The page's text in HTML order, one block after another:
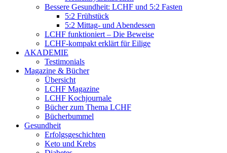
Bessere Gesundheit: LCHF und 5:2 Fasten
5:2 Frühstück
5:2 Mittag- und Abendessen
LCHF funktioniert – Die Beweise
LCHF-kompakt erklärt für Eilige
AKADEMIE
Testimonials
Magazine & Bücher
Übersicht
LCHF Magazine
LCHF Kochjournale
Bücher zum Thema LCHF
Bücherbummel
Gesundheit
Erfolgsgeschichten
Keto und Krebs